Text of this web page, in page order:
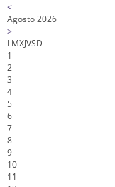
<
Agosto 2026
>
LMXJVSD
1
2
3
4
5
6
7
8
9
10
11